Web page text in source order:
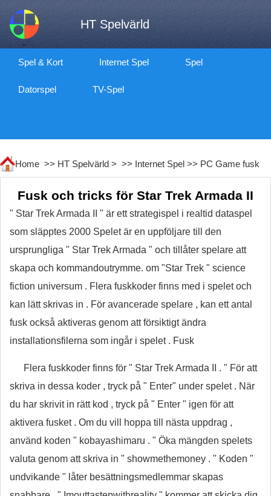
HT Spelvärld
Spel & Kort Internet Spel Spel
Datorspel TV-Spel
Home >> HT Spelvärld > >> Internet Spel >> PC Game fusk
Fusk och tricks för Star Trek Armada II
" Star Trek Armada II " är ett strategispel i realtid dataspel
som släpptes 2000 Spelet är en uppföljare till den
ursprungliga " Star Trek Armada " och tillåter spelare att
skapa och kommandoutrymme. om "Star Trek " science
fiction universum . Flera fuskkoder finns med i spelet och
kan lätt skrivas in . För avancerade spelare , kan ett antal
fusk också aktiveras genom att försiktigt ändra
installationsfilerna som ingår i spelet . Fusk
Flera fuskkoder finns för " Star Trek Armada II . " För att
skriva in dessa koder , tryck på " Enter" under spelet . När
du har skrivit in rätt kod , tryck på " Enter " igen för att
aktivera fusket . Om du vill hoppa till nästa uppdrag ,
använd koden " kobayashimaru . " Öka mängden spelets
valuta genom att skriva in " showmethemoney . " Koden "
undvikande " låter besättningsmedlemmar skapas